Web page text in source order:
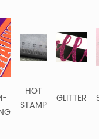
HOT
STAMP
GLITTER